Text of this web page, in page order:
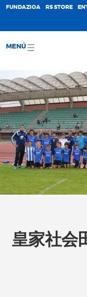
FUNDAZIOA RS STORE
MENÚ
皇家社会